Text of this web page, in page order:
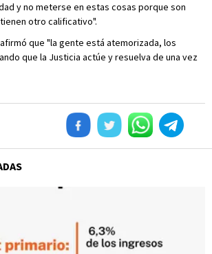
y no meterse en estas cosas porque son
otro calificativo".
que "la gente está atemorizada, los
que la Justicia actúe y resuelva de una vez